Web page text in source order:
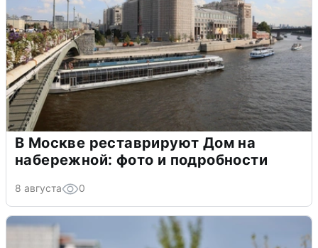
В Москве реставрируют Дом на
набережной: фото и подробности
8 августа 0